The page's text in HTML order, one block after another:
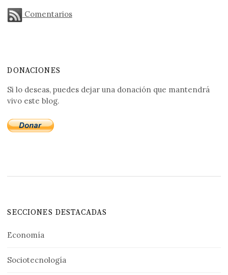
Comentarios
DONACIONES
Si lo deseas, puedes dejar una donación que mantendrá
vivo este blog.
SECCIONES DESTACADAS
Economía
Sociotecnología